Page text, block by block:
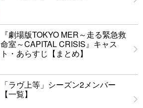
『劇場版TOKYO MER～走る緊急救
命室～CAPITAL CRISIS』キャス
ト・あらすじ【まとめ】
「ラヴ上等」シーズン2メンバー
【一覧】